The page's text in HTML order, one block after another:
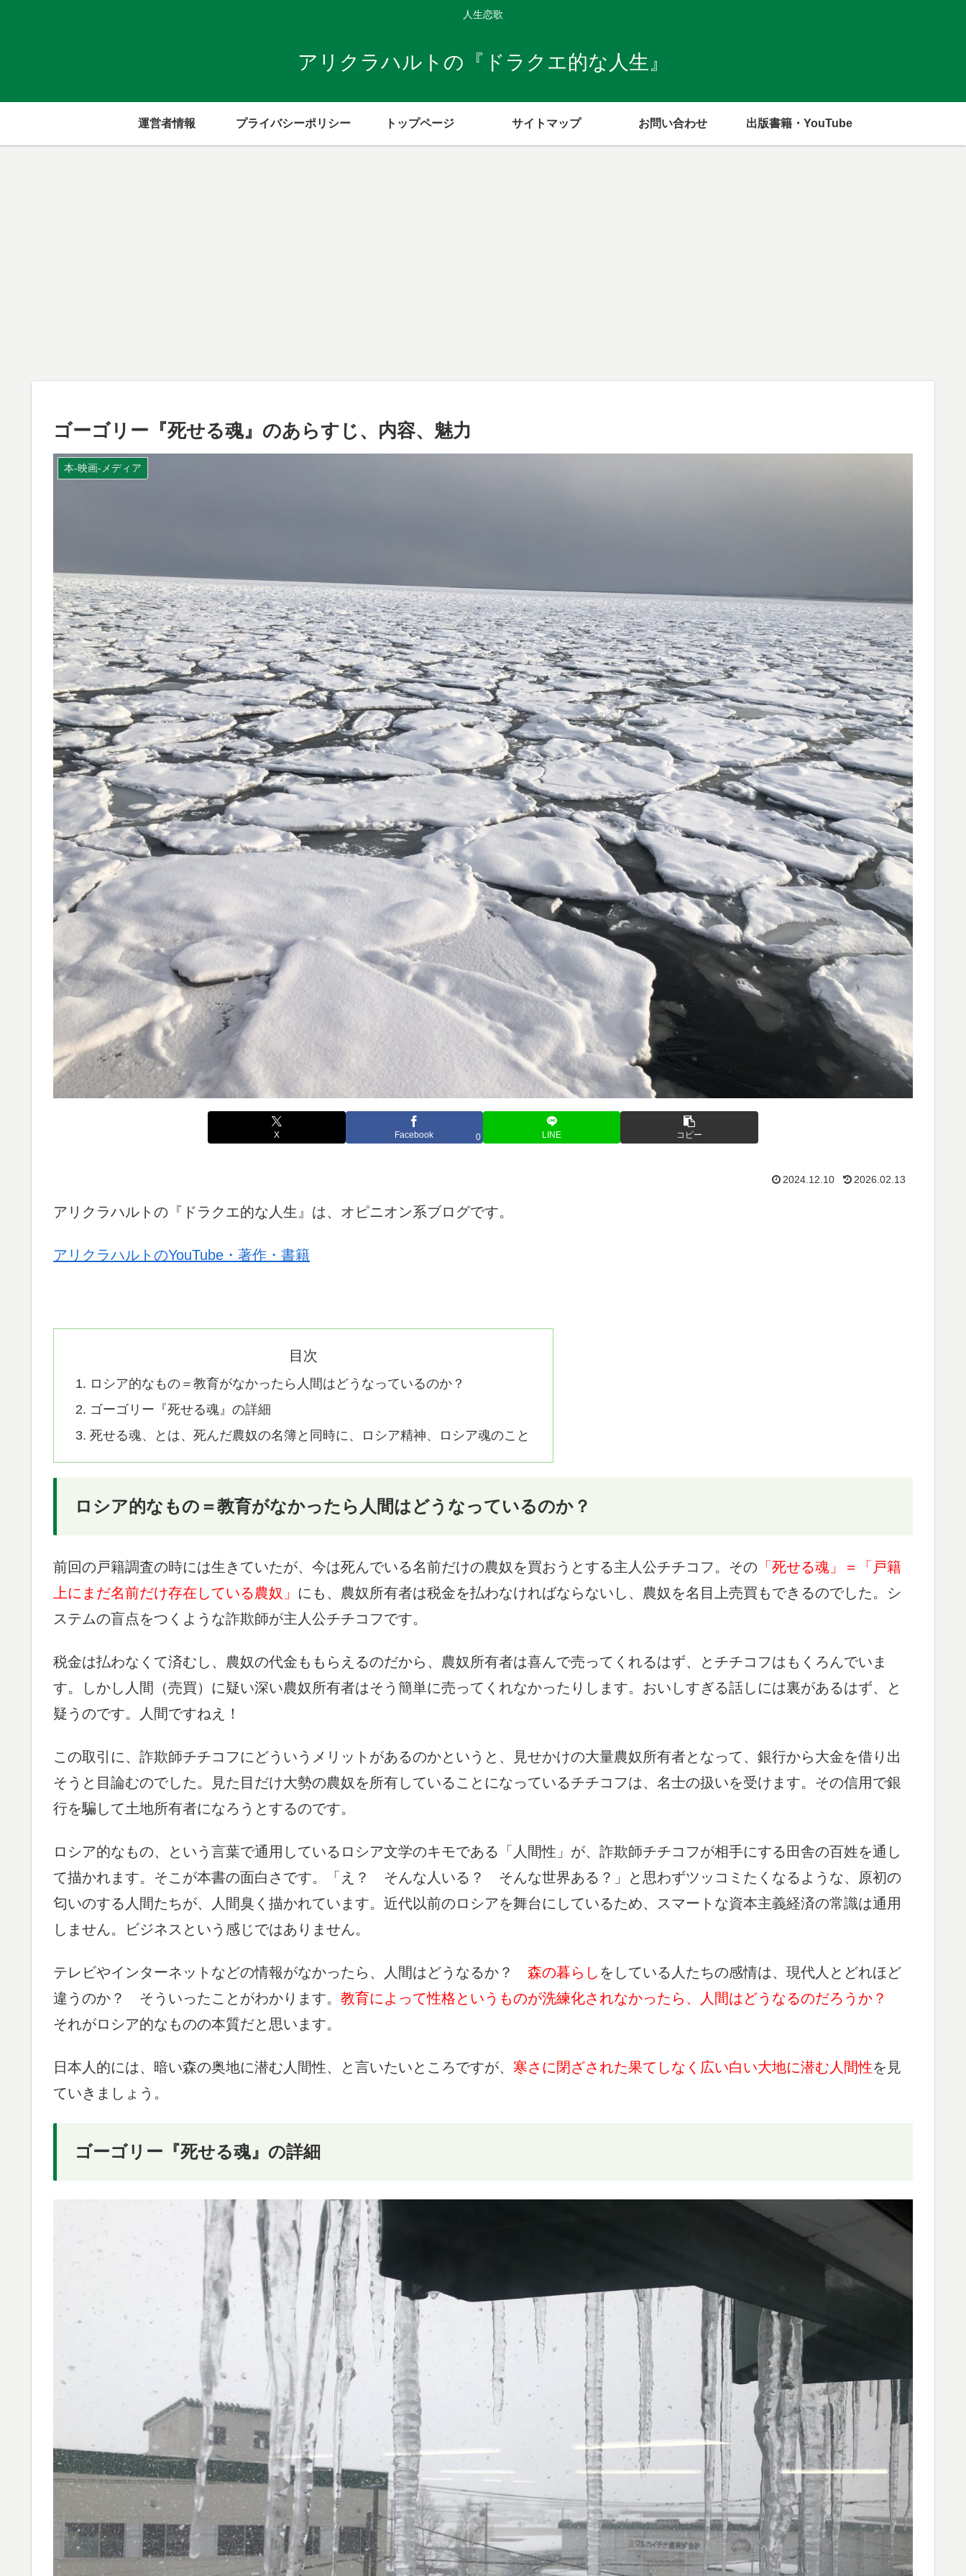
人生恋歌
アリクラハルトの『ドラクエ的な人生』
運営者情報 プライバシーポリシー トップページ サイトマップ お問い合わせ 出版書籍・YouTube
ゴーゴリー『死せる魂』のあらすじ、内容、魅力
本-映画-メディア
X Facebook 0 LINE コピー
2024.12.10 2026.02.13
アリクラハルトの『ドラクエ的な人生』は、オピニオン系ブログです。
アリクラハルトのYouTube・著作・書籍
目次
ロシア的なもの＝教育がなかったら人間はどうなっているのか？
ゴーゴリー『死せる魂』の詳細
死せる魂、とは、死んだ農奴の名簿と同時に、ロシア精神、ロシア魂のこと
ロシア的なもの＝教育がなかったら人間はどうなっているのか？
前回の戸籍調査の時には生きていたが、今は死んでいる名前だけの農奴を買おうとする主人公チチコフ。その 「死せる魂」＝「戸籍
上にまだ名前だけ存在している農奴」 にも、農奴所有者は税金を払わなければならないし、農奴を名目上売買もできるのでした。シ
ステムの盲点をつくような詐欺師が主人公チチコフです。
税金は払わなくて済むし、農奴の代金ももらえるのだから、農奴所有者は喜んで売ってくれるはず、とチチコフはもくろんでいま
す。しかし人間（売買）に疑い深い農奴所有者はそう簡単に売ってくれなかったりします。おいしすぎる話しには裏があるはず、と
疑うのです。人間ですねえ！
この取引に、詐欺師チチコフにどういうメリットがあるのかというと、見せかけの大量農奴所有者となって、銀行から大金を借り出
そうと目論むのでした。見た目だけ大勢の農奴を所有していることになっているチチコフは、名士の扱いを受けます。その信用で銀
行を騙して土地所有者になろうとするのです。
ロシア的なもの、という言葉で通用しているロシア文学のキモである「人間性」が、詐欺師チチコフが相手にする田舎の百姓を通し
て描かれます。そこが本書の面白さです。「え？ そんな人いる？ そんな世界ある？」と思わずツッコミたくなるような、原初の
匂いのする人間たちが、人間臭く描かれています。近代以前のロシアを舞台にしているため、スマートな資本主義経済の常識は通用
しません。ビジネスという感じではありません。
テレビやインターネットなどの情報がなかったら、人間はどうなるか？ 森の暮らし をしている人たちの感情は、現代人とどれほど
違うのか？ そういったことがわかります。 教育によって性格というものが洗練化されなかったら、人間はどうなるのだろうか？
それがロシア的なものの本質だと思います。
日本人的には、暗い森の奥地に潜む人間性、と言いたいところですが、 寒さに閉ざされた果てしなく広い白い大地に潜む人間性を見
ていきましょう。
ゴーゴリー『死せる魂』の詳細